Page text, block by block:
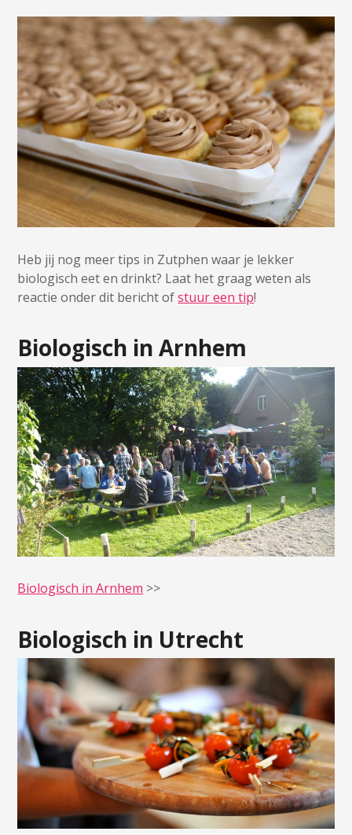
Heb jij nog meer tips in Zutphen waar je lekker
biologisch eet en drinkt? Laat het graag weten als
reactie onder dit bericht ofstuur een tip!
Biologisch in Arnhem
Biologisch in Arnhem >>
Biologisch in Utrecht